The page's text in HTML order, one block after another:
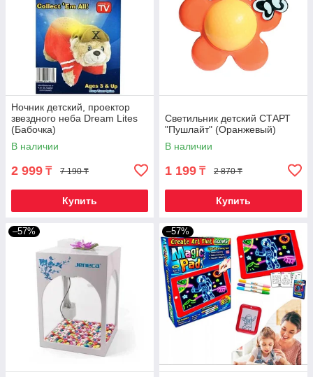
Ночник детский, проектор
звездного неба Dream Lites
(Бабочка)
В наличии
2 999 ₸ 7 190 ₸
Купить
Светильник детский СТАРТ
"Пушлайт" (Оранжевый)
В наличии
1 199 ₸ 2 870 ₸
Купить
–57% –57%